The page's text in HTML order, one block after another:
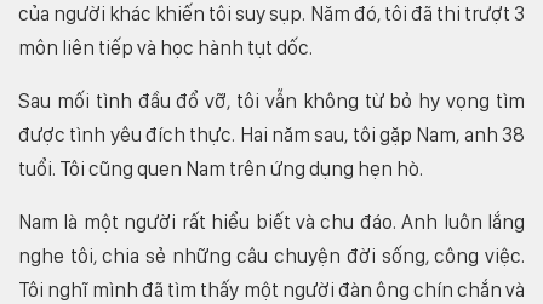
của người khác khiến tôi suy sụp. Năm đó, tôi đã thi trượt 3
môn liên tiếp và học hành tụt dốc.
Sau mối tình đầu đổ vỡ, tôi vẫn không từ bỏ hy vọng tìm
được tình yêu đích thực. Hai năm sau, tôi gặp Nam, anh 38
tuổi. Tôi cũng quen Nam trên ứng dụng hẹn hò.
Nam là một người rất hiểu biết và chu đáo. Anh luôn lắng
nghe tôi, chia sẻ những câu chuyện đời sống, công việc.
Tôi nghĩ mình đã tìm thấy một người đàn ông chín chắn và